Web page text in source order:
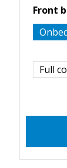
Front
Full